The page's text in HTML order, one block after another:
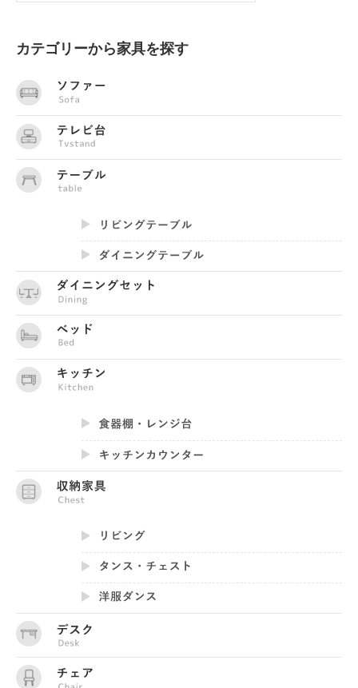
カテゴリーから家具を探す